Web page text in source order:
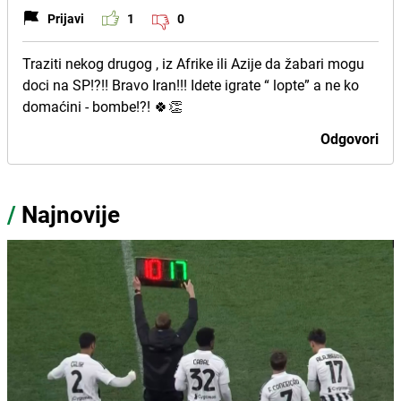
Prijavi 1 0
Traziti nekog drugog , iz Afrike ili Azije da žabari mogu
doci na SP!?!! Bravo Iran!!! Idete igrate “ lopte” a ne ko
domaćini - bombe!?! 🍀👏
Odgovori
/ Najnovije